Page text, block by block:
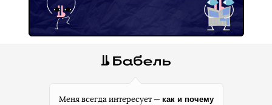
Меня всегда интересует — как и почему